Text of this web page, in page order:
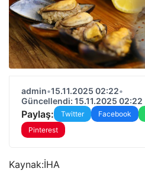
admin•15.11.2025 02:22•
Güncellendi: 15.11.2025 02:22
Paylaş: Twitter Facebook
Pinterest
Kaynak:İHA